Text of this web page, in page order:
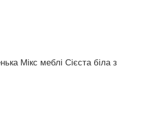
Мікс меблі Сієста біла з